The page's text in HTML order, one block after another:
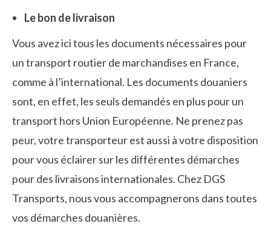
Le bon de livraison
Vous avez ici tous les documents nécessaires pour
un transport routier de marchandises en France,
comme à l’international. Les documents douaniers
sont, en effet, les seuls demandés en plus pour un
transport hors Union Européenne. Ne prenez pas
peur, votre transporteur est aussi à votre disposition
pour vous éclairer sur les différentes démarches
pour des livraisons internationales. Chez DGS
Transports, nous vous accompagnerons dans toutes
vos démarches douanières.